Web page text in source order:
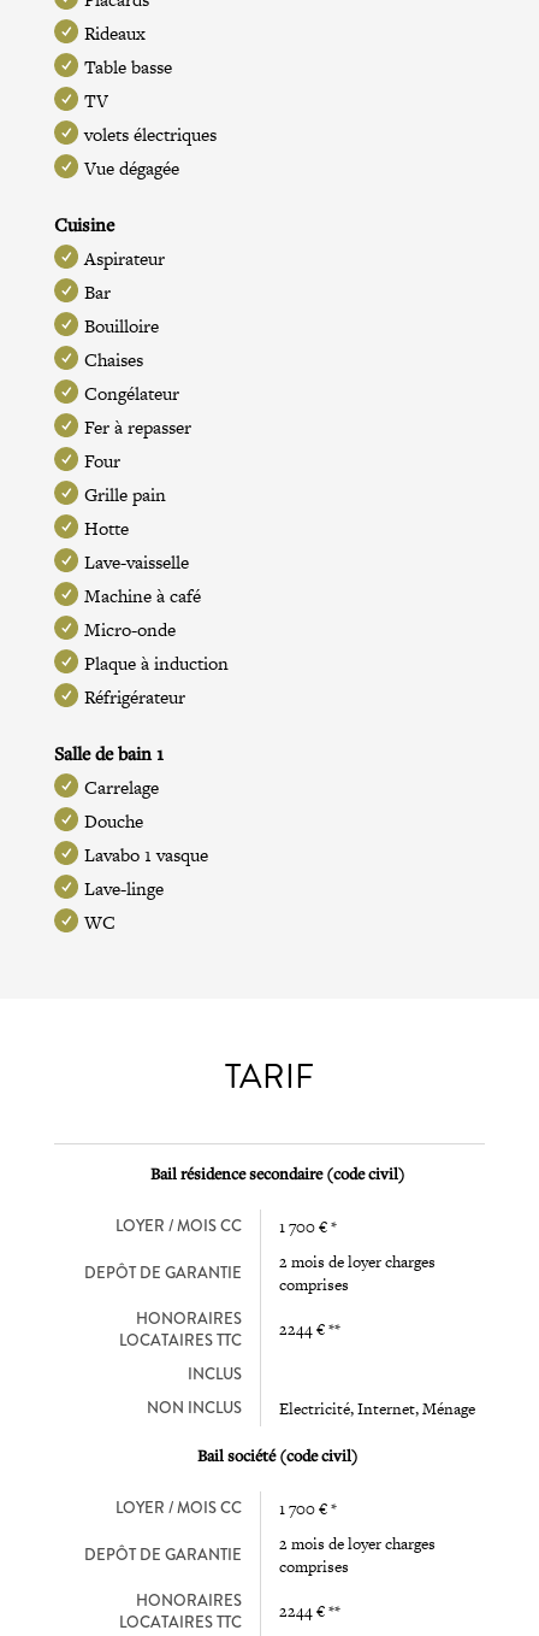
Rideaux
Table basse
TV
volets électriques
Vue dégagée
Cuisine
Aspirateur
Bar
Bouilloire
Chaises
Congélateur
Fer à repasser
Four
Grille pain
Hotte
Lave-vaisselle
Machine à café
Micro-onde
Plaque à induction
Réfrigérateur
Salle de bain 1
Carrelage
Douche
Lavabo 1 vasque
Lave-linge
WC
TARIF
Bail résidence secondaire (code civil)
LOYER / MOIS CC 1 700 € *
DEPÔT DE GARANTIE
2 mois de loyer charges
comprises
HONORAIRES
LOCATAIRES TTC
2244 € **
INCLUS
NON INCLUS
Electricité, Internet, Ménage
Bail société (code civil)
LOYER / MOIS CC 1 700 € *
DEPÔT DE GARANTIE
2 mois de loyer charges
comprises
HONORAIRES
LOCATAIRES TTC
2244 € **